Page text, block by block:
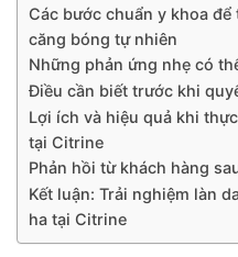
Các bước chuẩn y khoa để
căng bóng tự nhiên
Những phản ứng nhẹ có
Điều cần biết trước khi
Lợi ích và hiệu quả khi
tại Citrine
Phản hồi từ khách hàng
Kết luận: Trải nghiệm làn
ha tại Citrine